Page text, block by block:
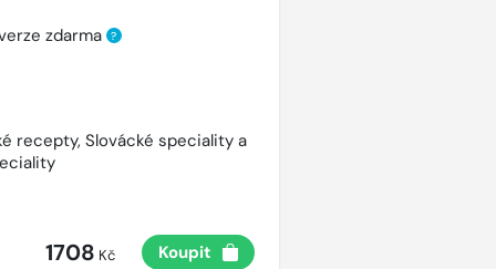
zdarma ?
recepty, Slovácké speciality a
1708 Kč Koupit